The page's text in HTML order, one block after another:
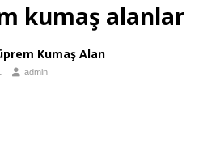
kumaş alanlar
Kumaş Alan
admin